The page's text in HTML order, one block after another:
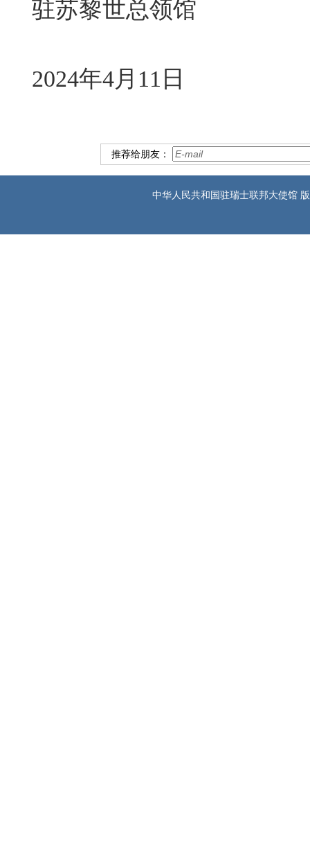
驻苏黎世总领馆
2024年4月11日
推荐给朋友：
中华人民共和国驻瑞士联邦大使馆